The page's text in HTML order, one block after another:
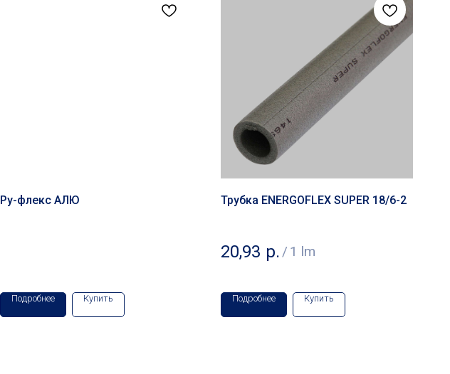
Ру-флекс АЛЮ
Подробнее Купить
Трубка ENERGOFLEX SUPER 18/6-2
20,93 р. / 1 lm
Подробнее Купить